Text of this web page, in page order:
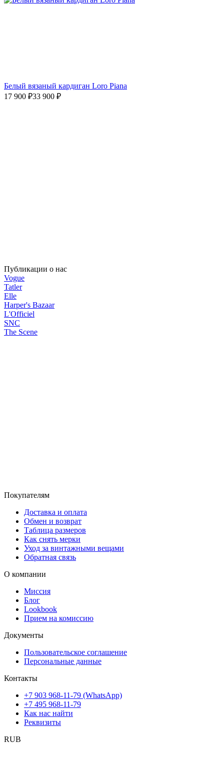
Белый вязаный кардиган Loro Piana
17 900 ₽33 900 ₽
Публикации о нас
Vogue
Tatler
Elle
Harper's Bazaar
L'Officiel
SNC
The Scene
Покупателям
Доставка и оплата
Обмен и возврат
Таблица размеров
Как снять мерки
Уход за винтажными вещами
Обратная связь
О компании
Миссия
Блог
Lookbook
Прием на комиссию
Документы
Пользовательское соглашение
Персональные данные
Контакты
+7 903 968-11-79 (WhatsApp)
+7 495 968-11-79
Как нас найти
Реквизиты
RUB